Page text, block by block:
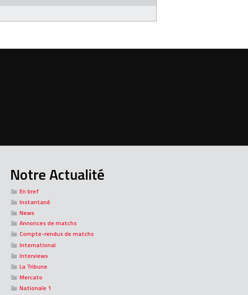
Notre Actualité
En bref
Instantané
News
Annonces de matchs
Compte-rendus de matchs
International
Interviews
La Tribune
Mercato
Nationale 1